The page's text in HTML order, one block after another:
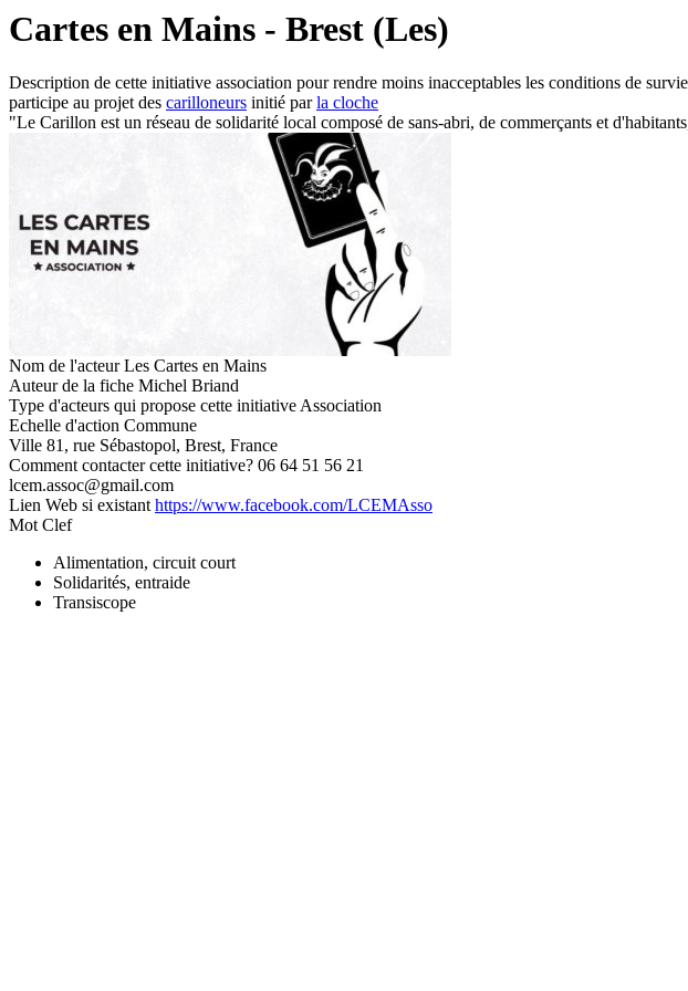
Cartes en Mains - Brest (Les)
Description de cette initiative association pour rendre moins inacceptables les conditions de
participe au projet des carilloneurs initié parla cloche
"Le Carillon est un réseau de solidarité local composé de sans-abri, de commerçants et
Nom de l'acteur Les Cartes en Mains
Auteur de la fiche Michel Briand
Type d'acteurs qui propose cette initiativeAssociation
Echelle d'action Commune
Ville 81, rue Sébastopol, Brest, France
Comment contacter cette initiative? 06 64 51 56 21
lcem.assoc@gmail.com
Lien Web si existant https://www.facebook.com/LCEMAsso
Mot Clef
Alimentation, circuit court
Solidarités, entraide
Transiscope